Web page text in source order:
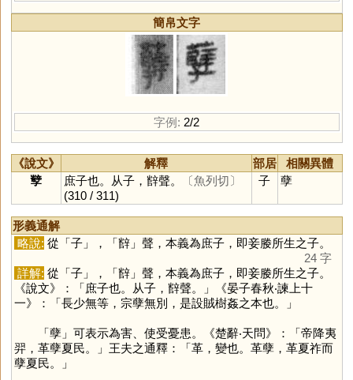
簡帛文字
字例: 2/2
《說文》 解釋 部居
相關異體
孼
庶子也。从子，辥聲。
〔魚列切〕
(310 / 311)
子 孽
形義通解
略說: 從「子」，「辥」聲，本義為庶子，即妾媵所生之子。
24 字
詳解: 從「子」，「辥」聲，本義為庶子，即妾媵所生之子。
《說文》：「庶子也。从子，辥聲。」《晏子春秋‧諫上十
一》：「長少無等，宗孽無別，是設賊樹姦之本也。」
「孽」可表示為害、使受憂患。《楚辭‧天問》：「帝降夷
羿，革孽夏民。」王夫之通釋：「革，變也。革孽，革夏祚而
孽夏民。」